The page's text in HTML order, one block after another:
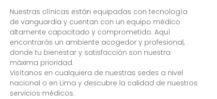
Nuestras clínicas están equipadas con tecnología
de vanguardia y cuentan con un equipo médico
altamente capacitado y comprometido. Aquí
encontrarás un ambiente acogedor y profesional,
donde tu bienestar y satisfacción son nuestra
máxima prioridad.
Visítanos en cualquiera de nuestras sedes a nivel
nacional o en Lima y descubre la calidad de nuestros
servicios médicos.